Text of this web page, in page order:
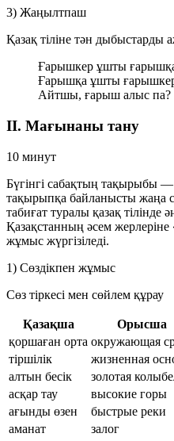
3) Жаңылтпаш
Қазақ тіліне тән дыбыстарды
Ғарышкер ұшты
Ғарышқа ұшты
Айтшы, ғарыш алыс па?
II. Мағынаны тану
10 минут
Бүгінгі сабақтың тақырыбы —
тақырыпқа байланысты жаңа
табиғат туралы қазақ тілінде
Қазақстанның әсем жерлеріне
жұмыс жүргізіледі.
1) Сөздікпен жұмыс
Сөз тіркесі мен сөйлем құрау
Қазақша
Орысша
қоршаған орта окружающая
тіршілік
жизненная
алтын бесік
золотая
асқар тау
высокие горы
ағынды өзен
быстрые реки
аманат
залог